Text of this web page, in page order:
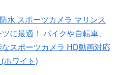
水 スポーツカメラ マリンス
に最適！ バイクや自転車、
スポーツカメラ HD動画対応
ホワイト)